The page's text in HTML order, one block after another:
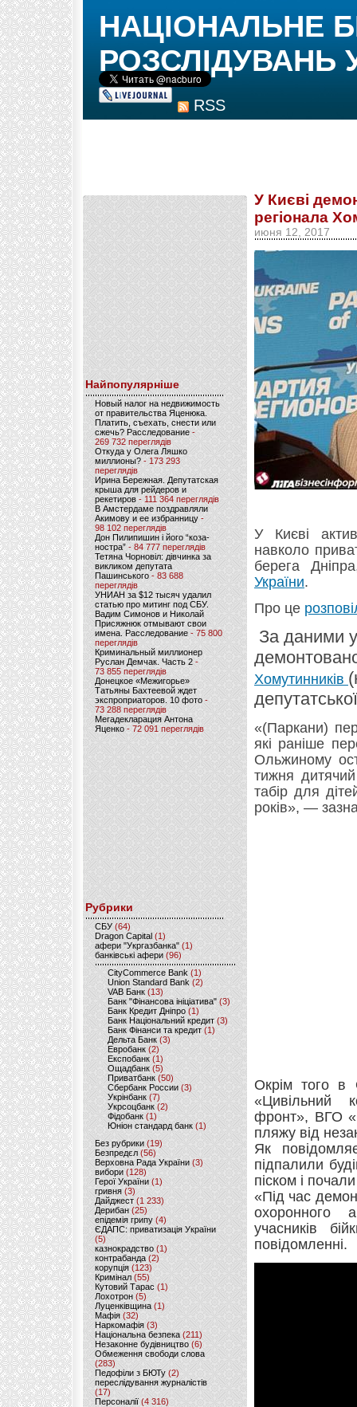
RSS
НАЦІОНАЛЬНЕ
РОЗСЛІДУВАНЬ
Найпопулярніше
Новый налог на недвижимость
от правительства Яценюка.
Платить, съехать, снести или
сжечь? Расследование-
269 732 переглядів
Откуда у Олега Ляшко
миллионы? - 173 293
переглядів
Ирина Бережная. Депутатская
крыша для рейдеров и
рекетиров - 111 364 переглядів
В Амстердаме поздравляли
Акимову и ее избранницу -
98 102 переглядів
Дон Пилипишин і його “коза-
ностра” - 84 777 переглядів
Тетяна Чорновіл: дівчинка за
викликом депутата
Пашинського- 83 688
переглядів
УНИАН за $12 тысяч удалил
статью про митинг под СБУ.
Вадим Симонов и Николай
Присяжнюк отмывают свои
имена. Расследование - 75 800
переглядів
Криминальный миллионер
Руслан Демчак. Часть 2-
73 855 переглядів
Донецкое «Межигорье»
Татьяны Бахтеевой ждет
экспроприаторов. 10 фото -
73 288 переглядів
Мегадекларация Антона
Яценко - 72 091 переглядів
Рубрики
CБУ (64)
Dragon Capital (1)
афери "Укргазбанка" (1)
банківські афери (96)
CityCommerce Bank (1)
Union Standard Bank (2)
VAB Банк (13)
Банк "Фінансова ініціатива" (3)
Банк Кредит Дніпро (1)
Банк Національний кредит (3)
Банк Фінанси та кредит (1)
Дельта Банк (3)
Евробанк(2)
Експобанк (1)
Ощадбанк(5)
Приватбанк (50)
Сбербанк России (3)
Укрінбанк(7)
Укрсоцбанк (2)
Фідобанк (1)
Юніон стандард банк(1)
Без рубрики (19)
Безпредєл(56)
Верховна Рада України (3)
вибори(128)
Герої України(1)
гривня (3)
Дайджест (1 233)
Дерибан (25)
епідемія грипу (4)
ЄДАПС: приватизація України
(5)
казнокрадство (1)
контрабанда (2)
корупція (123)
Кримінал (55)
Кутовий Тарас (1)
Лохотрон(5)
Луценківщина (1)
Мафія (32)
Наркомафія (3)
Національна безпека (211)
Незаконне будівництво(6)
Обмеження свободи слова
(283)
Педофіли з БЮТу (2)
переслідування журналістів
(17)
Персоналії (4 316)
У Києві
регіонала
июня 12, 2017
У Києві
навколо
берега
України.
Про це
За даними
Хомутинників
«(Паркани)
які раніше
Ольжиному
тижня дитячий
табір для
років», —
Окрім того в
«Цивільний
фронт», ВГО
пляжу від
Як
підпалили
піском і
«Під час
охоронного
учасників
повідомленні.